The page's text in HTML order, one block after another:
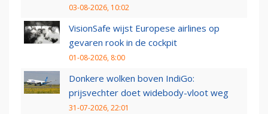
03-08-2026, 10:02
VisionSafe wijst Europese airlines op
gevaren rook in de cockpit
01-08-2026, 8:00
Donkere wolken boven IndiGo:
prijsvechter doet widebody-vloot weg
31-07-2026, 22:01